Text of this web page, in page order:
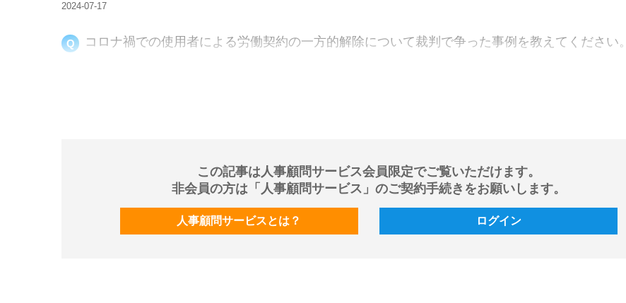
2024-07-17
コロナ禍での使用者による労働契約の一方的解除について裁判で争った事例を教えてください。
この記事は人事顧問サービス会員限定でご覧いただけます。
非会員の方は「人事顧問サービス」のご契約手続きをお願いします。
人事顧問サービスとは？ ログイン